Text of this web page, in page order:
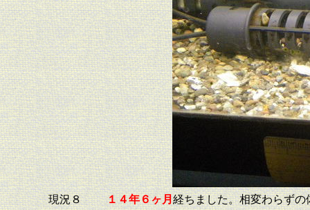
現況８ １４年６ヶ月経ちました。相変わらず